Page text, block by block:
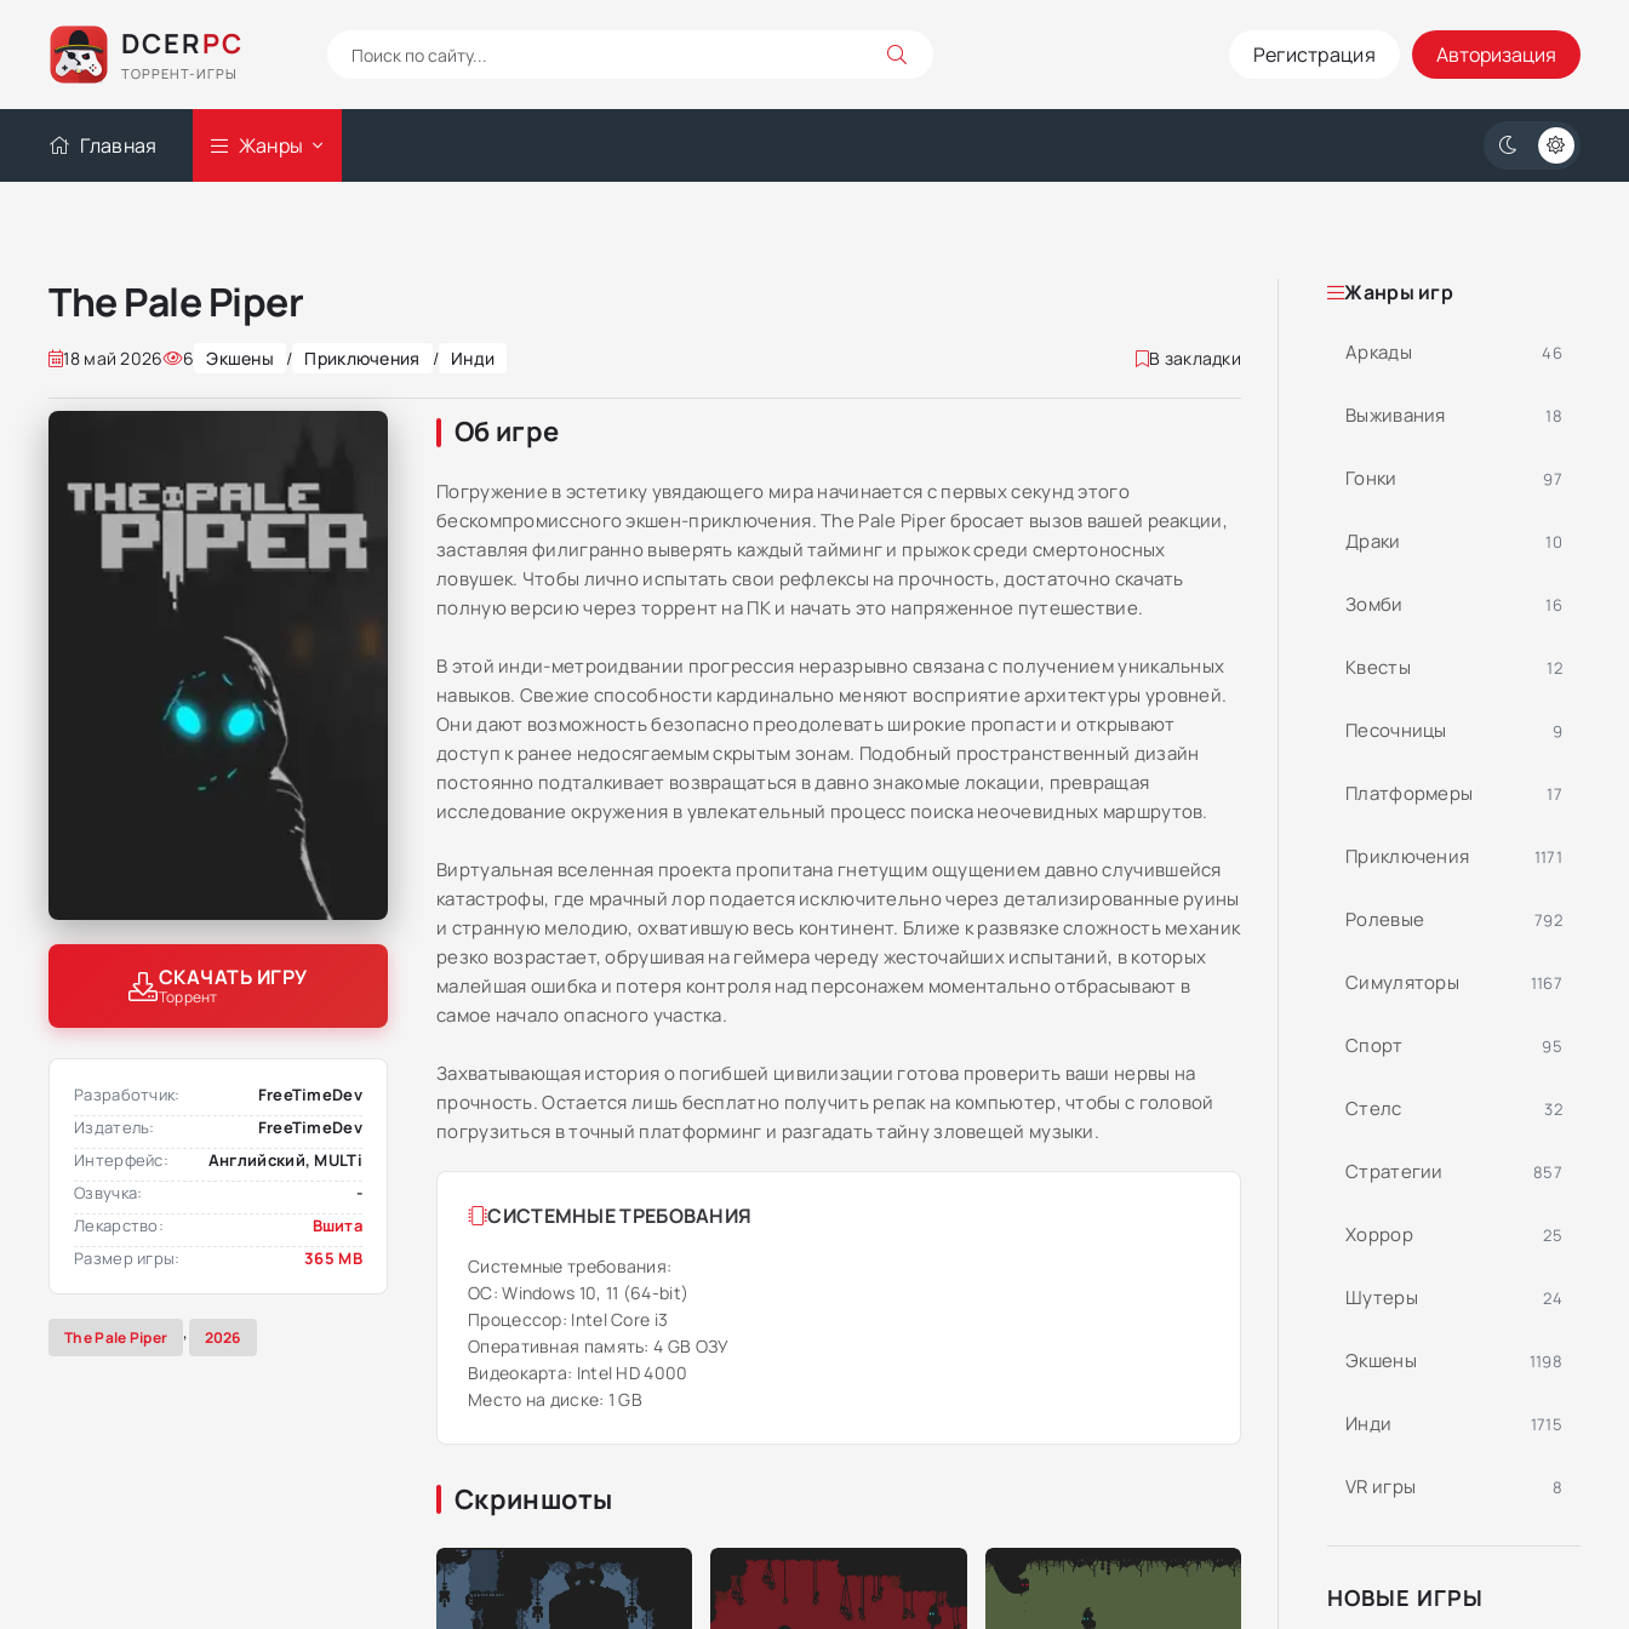
DCERPC
ТОРРЕНТ-ИГРЫ
Регистрация Авторизация
Главная Жанры
The Pale Piper
18 май 2026 6 Экшены / Приключения / Инди В закладки
СКАЧАТЬ ИГРУ
Торрент
Разработчик:
FreeTimeDev
Издатель:
FreeTimeDev
Интерфейс:
Английский, MULTi
Озвучка:
-
Лекарство:
Вшита
Размер игры:
365 MB
The Pale Piper , 2026
Об игре
Погружение в эстетику увядающего мира начинается с первых секунд этого
бескомпромиссного экшен-приключения. The Pale Piper бросает вызов вашей реакции,
заставляя филигранно выверять каждый тайминг и прыжок среди смертоносных
ловушек. Чтобы лично испытать свои рефлексы на прочность, достаточно скачать
полную версию через торрент на ПК и начать это напряженное путешествие.
В этой инди-метроидвании прогрессия неразрывно связана с получением уникальных
навыков. Свежие способности кардинально меняют восприятие архитектуры уровней.
Они дают возможность безопасно преодолевать широкие пропасти и открывают
доступ к ранее недосягаемым скрытым зонам. Подобный пространственный дизайн
постоянно подталкивает возвращаться в давно знакомые локации, превращая
исследование окружения в увлекательный процесс поиска неочевидных маршрутов.
Виртуальная вселенная проекта пропитана гнетущим ощущением давно случившейся
катастрофы, где мрачный лор подается исключительно через детализированные руины
и странную мелодию, охватившую весь континент. Ближе к развязке сложность механик
резко возрастает, обрушивая на геймера череду жесточайших испытаний, в которых
малейшая ошибка и потеря контроля над персонажем моментально отбрасывают в
самое начало опасного участка.
Захватывающая история о погибшей цивилизации готова проверить ваши нервы на
прочность. Остается лишь бесплатно получить репак на компьютер, чтобы с головой
погрузиться в точный платформинг и разгадать тайну зловещей музыки.
СИСТЕМНЫЕ ТРЕБОВАНИЯ
Системные требования:
ОС: Windows 10, 11 (64-bit)
Процессор: Intel Core i3
Оперативная память: 4 GB ОЗУ
Видеокарта: Intel HD 4000
Место на диске: 1 GB
Скриншоты
Жанры игр
Аркады 46
Выживания 18
Гонки 97
Драки 10
Зомби 16
Квесты 12
Песочницы 9
Платформеры 17
Приключения 1171
Ролевые 792
Симуляторы 1167
Спорт 95
Стелс 32
Стратегии 857
Хоррор 25
Шутеры 24
Экшены 1198
Инди 1715
VR игры 8
НОВЫЕ ИГРЫ